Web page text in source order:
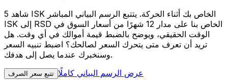
شاهد 5 ISK الخاص بك أثناء الحركة. يتتبع الرسم البياني المباشر
ISK إلى RSD الخاص بنا على مدار 12 شهرًا من أسعار السوق في
الوقت الحقيقي، ويوضح بالضبط قيمة أموالك في أي وقت. هل
تريد أن تعرف متى يتحرك السعر لصالحك؟ اضبط تنبيه السعر
وسنخبرك عندما يصل إلى هدفك.
تتبع سعر الصرف عرض الرسم البياني كاملًا